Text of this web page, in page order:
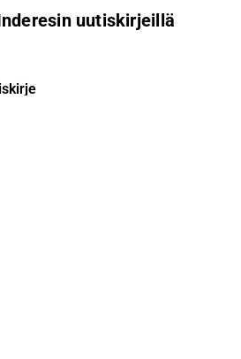
uutiskirjeillä